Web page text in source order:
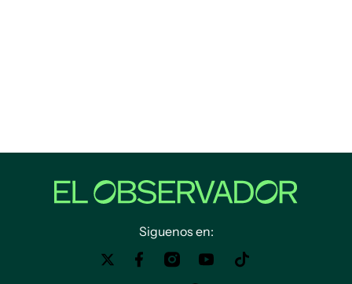
Siguenos en: